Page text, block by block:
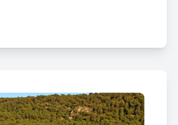
i un campanar
va aixecar la façana i es